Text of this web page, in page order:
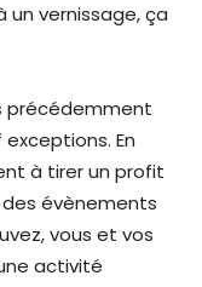
un vernissage, ça
précédemment
En
à tirer un profit
évènements
vous et vos
activité